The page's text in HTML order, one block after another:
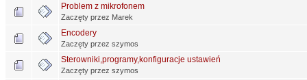
Problem z mikrofonem
Zaczęty przez Marek
Encodery
Zaczęty przez szymos
Sterowniki,programy,konfiguracje ustawień
Zaczęty przez szymos